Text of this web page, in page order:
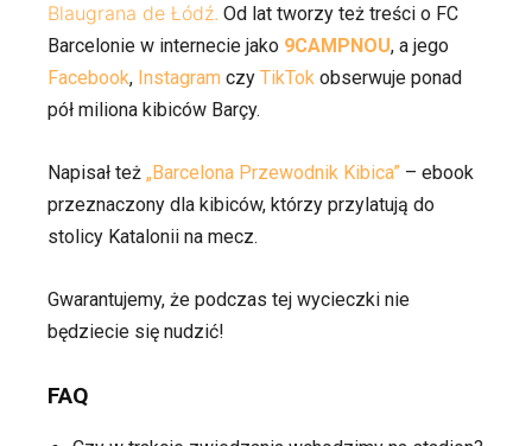
Blaugrana de Łódź. Od lat tworzy też treści o FC
Barcelonie w internecie jako 9CAMPNOU, a jego
Facebook, Instagram czy TikTok obserwuje ponad
pół miliona kibiców Barçy.
Napisał też „Barcelona Przewodnik Kibica” – ebook
przeznaczony dla kibiców, którzy przylatują do
stolicy Katalonii na mecz.
Gwarantujemy, że podczas tej wycieczki nie
będziecie się nudzić!
FAQ